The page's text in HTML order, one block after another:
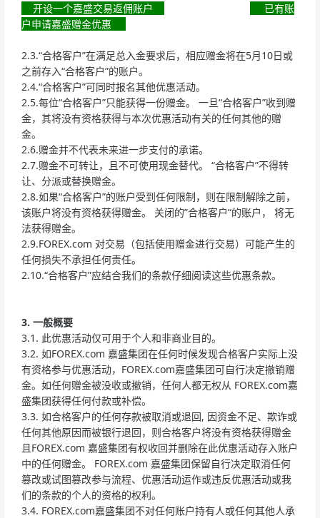
开设一个嘉盛交易返佣账户
已有账
户申请嘉盛赠金优惠
2.3.“合格客户”在满足总入金要求后，相应赠金将在5月10日或
之前存入“合格客户”的账户。
2.4.“合格客户”可同时报名其他优惠活动。
2.5.每位“合格客户”只能获得一份赠金。 一旦“合格客户”收到赠
金，其将没有资格获得与本次优惠活动有关的任何其他的赠
金。
2.6.赠金并不代表未来进一步支付的承诺。
2.7.赠金不可转让，且不可使用现金替代。 “合格客户”不得转
让、分派或替换赠金。
2.8.如果“合格客户”的账户受到任何限制，则在限制解除之前，
该账户将没有资格获得赠金。 关闭的”合格客户“的账户， 将无
法获得赠金。
2.9.FOREX.com 对交易（包括使用赠金进行交易）可能产生的
任何损失不承担任何责任。
2.10.“合格客户”应结合我们的条款仔细阅读这些优惠条款。
3. 一般概要
3.1. 此优惠活动仅可用于个人和非商业目的。
3.2. 如FOREX.com 嘉盛集团在任何时候发现合格客户实际上没
有资格参与优惠活动，FOREX.com嘉盛集团可自行决定撤销赠
金。如任何赠金被没收或撤销，任何人都无权从 FOREX.com嘉
盛集团获得任何付款或补偿。
3.3. 如合格客户的任何存款被取消或退回, 因资金不足、欺诈或
任何其他原因而被银行退回，则合格客户将没有资格获得赠金
且FOREX.com 嘉盛集团有权收回并删除在此优惠活动存入账户
中的任何赠金。 FOREX.com 嘉盛集团保留自行决定取消任何
篡改或试图篡改参与流程、优惠活动运作或违反优惠活动或我
们的条款的个人的资格的权利。
3.4. FOREX.com嘉盛集团不对任何账户持有人或任何其他人承